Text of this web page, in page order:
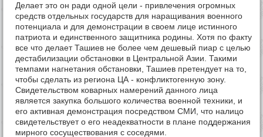
Делает это он ради одной цели - привлечения огромных
средств отдельных государств для наращивания военного
потенциала и для демонстрации в своем лице истинного
патриота и единственного защитника родины. Хотя по факту
все что делает Ташиев не более чем дешевый пиар с целью
дестабилизации обстановки в Центральной Азии. Такими
темпами нагнетания обстановки, Ташиев претендует на то,
чтобы сделать из региона ЦА - конфликтогенную зону.
Свидетельством коварных намерений данного лица
является закупка большого количества военной техники, и
его активная демонстрация посредством СМИ, что налицо
свидетельствует о его неадекватности в плане поддержания
мирного сосуществования с соседями.